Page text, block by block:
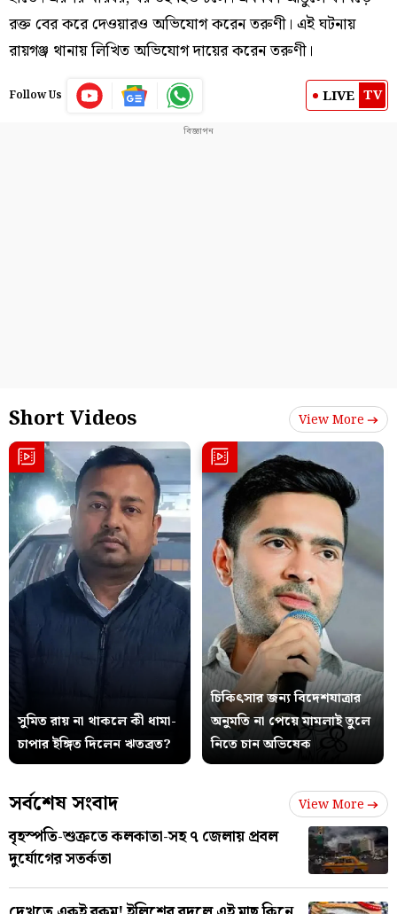
রক্ত বের করে দেওয়ারও অভিযোগ করেন তরুণী। এই ঘটনায়
রায়গঞ্জ থানায় লিখিত অভিযোগ দায়ের করেন তরুণী।
Follow Us LIVE TV
Short Videos View More
সুমিত রায় না থাকলে কী ধামা-
চাপার ইঙ্গিত দিলেন ঋতব্রত?
চিকিৎসার জন্য বিদেশযাত্রার
অনুমতি না পেয়ে মামলাই তুলে
নিতে চান অভিষেক
সর্বশেষ সংবাদ View More
বৃহস্পতি-শুক্রতে কলকাতা-সহ ৭ জেলায় প্রবল
দুর্যোগের সতর্কতা